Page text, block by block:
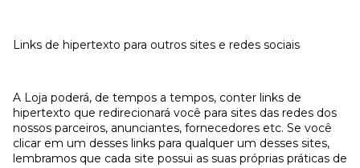
Links de hipertexto para outros sites e redes sociais
A Loja poderá, de tempos a tempos, conter links de
hipertexto que redirecionará você para sites das redes dos
nossos parceiros, anunciantes, fornecedores etc. Se você
clicar em um desses links para qualquer um desses sites,
lembramos que cada site possui as suas próprias práticas de